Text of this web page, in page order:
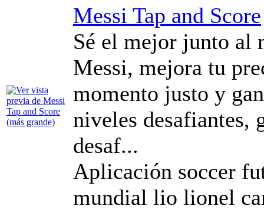
Messi Tap and Score
Sé el mejor junto al
Messi, mejora tu
momento justo y
niveles desafiantes,
desaf...
Aplicación soccer
mundial lio lionel